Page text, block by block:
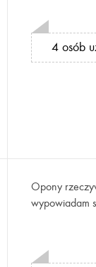
4 osób
Opony
wypowiadam